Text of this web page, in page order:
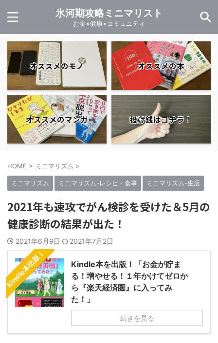
氷河期攻略ミニマリスト
お金×健康×コミュニティ
オススメのモノ オススメの本
オススメのマンガ 投げ銭はコチラ！
HOME > ミニマリズム >
ミニマリズム ミニマリズム-レシピ・食事 ミニマリズム-生活
2021年も速攻でがん検診を受けた＆5月の
健康診断の結果が出た！
2021年6月9日 2021年7月2日
Kindle本出版！
Kindle本を出版！「お金が貯ま
る！増やせる！１年かけてゼロか
ら『楽天経済圏』に入ってみ
た！」
続きを見る